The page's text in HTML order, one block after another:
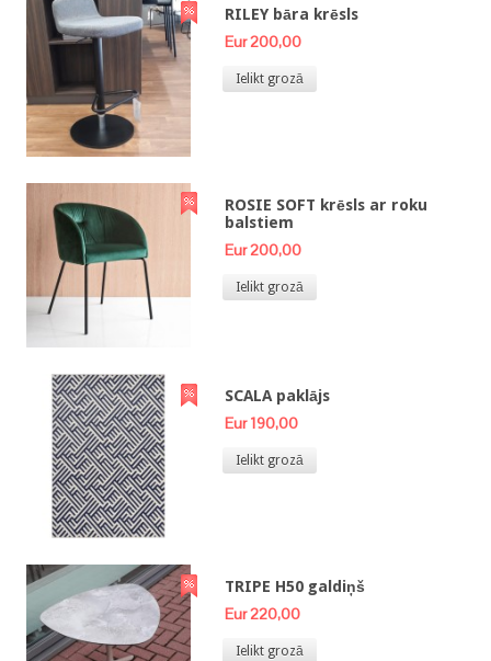
RILEY bāra krēsls
Eur 200,00
Ielikt grozā
ROSIE SOFT krēsls ar roku
balstiem
Eur 200,00
Ielikt grozā
SCALA paklājs
Eur 190,00
Ielikt grozā
TRIPE H50 galdiņš
Eur 220,00
Ielikt grozā